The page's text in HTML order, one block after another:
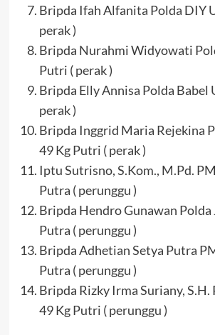
Bripda Ifah Alfanita Polda DIY
perak )
Bripda Nurahmi Widyowati
Putri ( perak )
Bripda Elly Annisa Polda Babel
perak )
Bripda Inggrid Maria Rejekina
49 Kg Putri ( perak )
Iptu Sutrisno, S.Kom., M.Pd.
Putra ( perunggu )
Bripda Hendro Gunawan Polda
Putra ( perunggu )
Bripda Adhetian Setya Putra
Putra ( perunggu )
Bripda Rizky Irma Suriany, S.H.
49 Kg Putri ( perunggu )